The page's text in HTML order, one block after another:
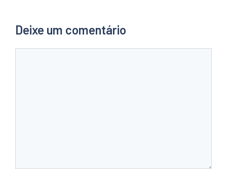
Deixe um comentário